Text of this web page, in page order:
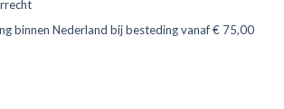
binnen Nederland bij besteding vanaf € 75,00